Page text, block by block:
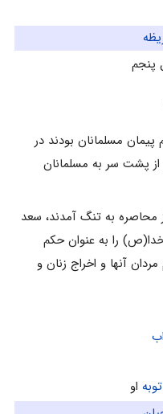
پنجم‌
پیمان مسلمانان بودند در
از پشت سر به مسلمانان
محاصره به تنگ آمدند، سعد
را به عنوان حکم
آنها و اخراج زنان و
توبه او